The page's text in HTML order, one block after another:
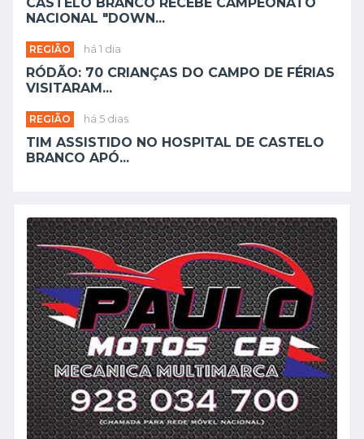
NACIONAL "DOWN...
REGIÃO há 1 dia
RÓDÃO: 70 CRIANÇAS DO CAMPO DE FÉRIAS
VISITARAM...
REGIÃO há 5 dias
TIM ASSISTIDO NO HOSPITAL DE CASTELO
BRANCO APÓ...